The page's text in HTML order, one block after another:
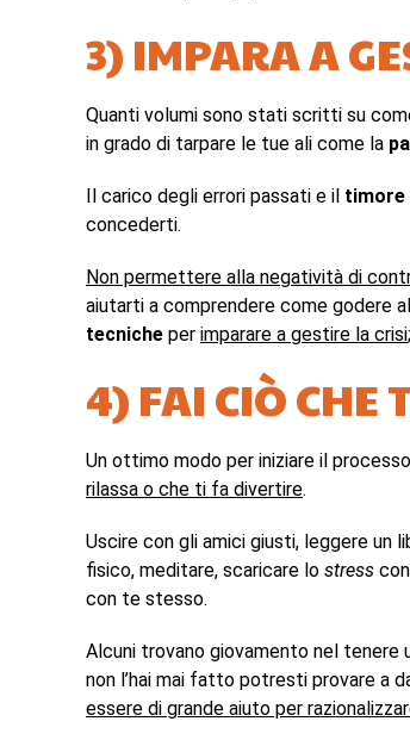
3) IMPARA A
Quanti volumi sono stati scritti su
in grado di tarpare le tue ali come la
Il carico degli errori passati e il timore
concederti.
Non permettere alla negatività di
aiutarti a comprendere come godere
tecniche per imparare a gestire la crisi
4) FAI CIÒ CHE
Un ottimo modo per iniziare il
rilassa o che ti fa divertire.
Uscire con gli amici giusti, leggere un
fisico, meditare, scaricare lo stress
con te stesso.
Alcuni trovano giovamento nel tenere
non l’hai mai fatto potresti provare a
essere di grande aiuto per